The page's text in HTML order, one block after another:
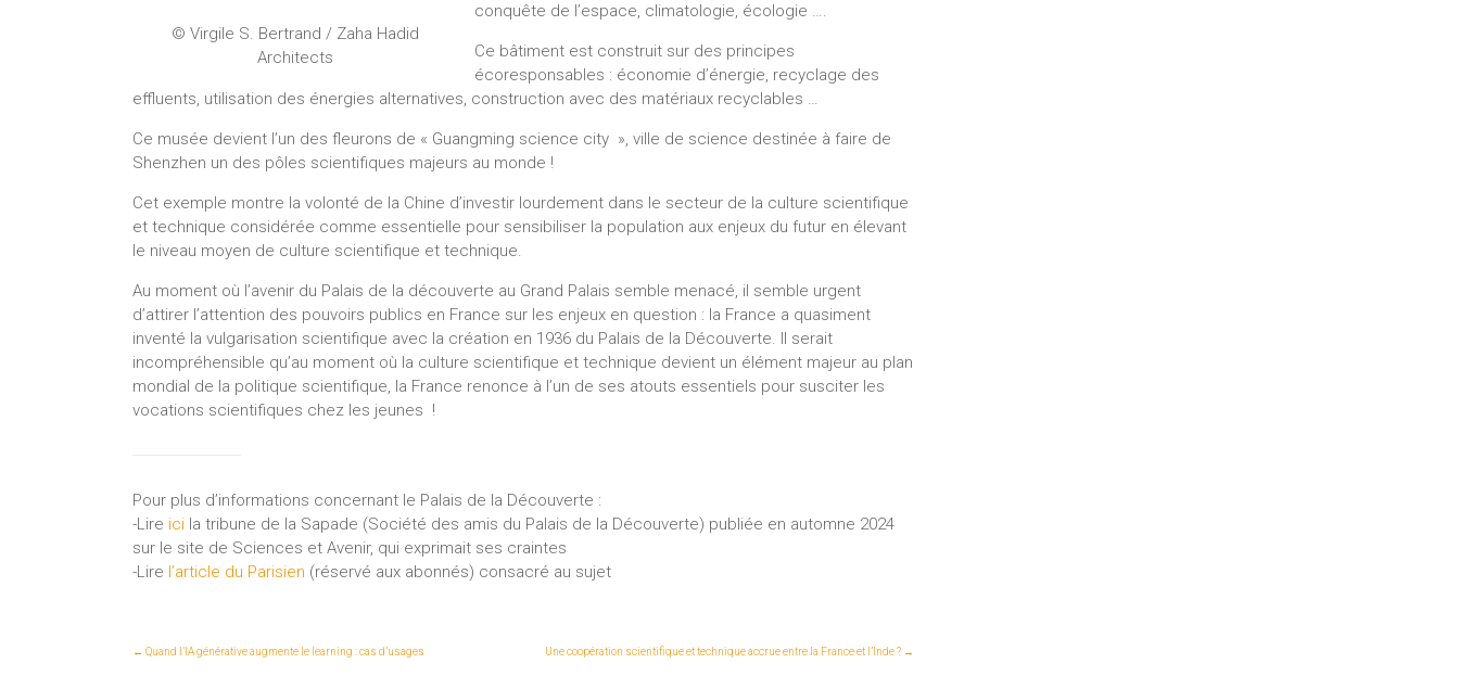
© Virgile S. Bertrand / Zaha Hadid
Architects
conquête de l’espace, climatologie, écologie ….
Ce bâtiment est construit sur des principes
écoresponsables : économie d’énergie, recyclage des
effluents, utilisation des énergies alternatives, construction avec des matériaux recyclables …
Ce musée devient l’un des fleurons de « Guangming science city », ville de science destinée à faire de
Shenzhen un des pôles scientifiques majeurs au monde !
Cet exemple montre la volonté de la Chine d’investir lourdement dans le secteur de la culture scientifique
et technique considérée comme essentielle pour sensibiliser la population aux enjeux du futur en élevant
le niveau moyen de culture scientifique et technique.
Au moment où l’avenir du Palais de la découverte au Grand Palais semble menacé, il semble urgent
d’attirer l’attention des pouvoirs publics en France sur les enjeux en question : la France a quasiment
inventé la vulgarisation scientifique avec la création en 1936 du Palais de la Découverte. Il serait
incompréhensible qu’au moment où la culture scientifique et technique devient un élément majeur au plan
mondial de la politique scientifique, la France renonce à l’un de ses atouts essentiels pour susciter les
vocations scientifiques chez les jeunes !
Pour plus d’informations concernant le Palais de la Découverte :
-Lire ici la tribune de la Sapade (Société des amis du Palais de la Découverte) publiée en automne 2024
sur le site de Sciences et Avenir, qui exprimait ses craintes
-Lire l’article du Parisien (réservé aux abonnés) consacré au sujet
← Quand l’IA générative augmente le learning : cas d’usages Une coopération scientifique et technique accrue entre la France et l’Inde ? →